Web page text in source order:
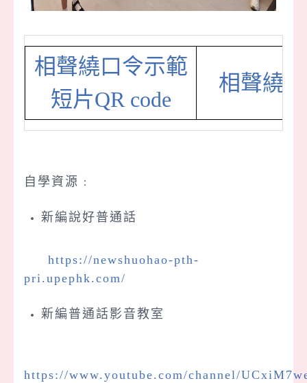
相聲繞口令示範
短片QR code
相聲繞
自學資源﹕
新編說好普通話
https://newshuohao-pth-
pri.upephk.com/
新編普通話影音教室
https://www.youtube.com/channel/